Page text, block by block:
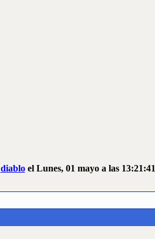
diabloel Lunes, 01 mayo a las 13:21:41